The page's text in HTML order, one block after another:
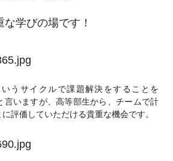
学びの場です！
うサイクルで課題解決をすることを
言いますが、高等部生から、チームで計
評価していただける貴重な機会です。